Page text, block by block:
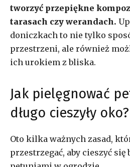
tworzyć przepiękne
tarasach czy werandach.
doniczkach to nie tylko
przestrzeni, ale również
ich urokiem z bliska.
Jak pielęgnować
długo cieszyły oko?
Oto kilka ważnych zasad,
przestrzegać, aby cieszyć